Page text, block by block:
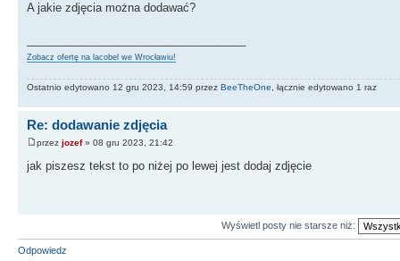
A jakie zdjęcia można dodawać?
Zobacz ofertę na lacobel we Wrocławiu!
Ostatnio edytowano 12 gru 2023, 14:59 przez BeeTheOne , łącznie edytowano 1 raz
Re: dodawanie zdjęcia
przez jozef» 08 gru 2023, 21:42
jak piszesz tekst to po niżej po lewej jest dodaj zdjęcie
Wyświetl posty nie starsze niż:
Odpowiedz